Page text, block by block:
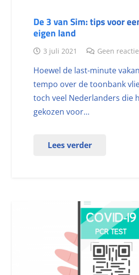
De 3 van Sim: tips voor
eigen land
3 juli 2021 Geen
Hoewel de last-minute
tempo over de toonbank
toch veel Nederlanders die
gekozen voor…
Lees verder